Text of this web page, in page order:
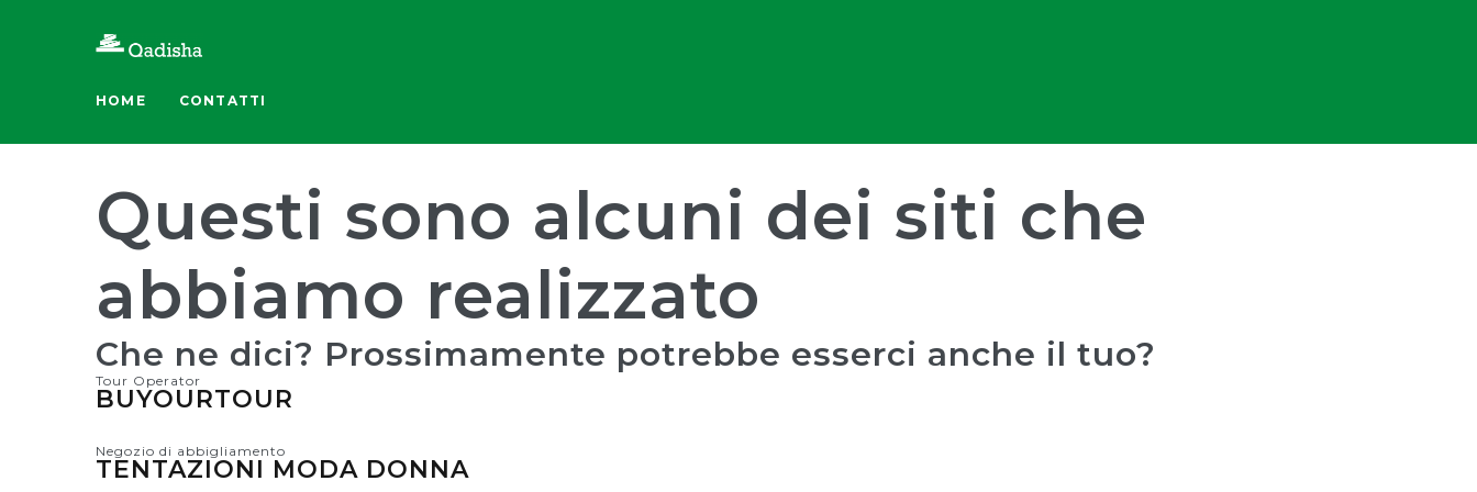
HOME CONTATTI
Questi sono alcuni dei siti che
abbiamo realizzato
Che ne dici? Prossimamente potrebbe esserci anche il tuo?
Tour Operator
BUYOURTOUR
Negozio di abbigliamento
TENTAZIONI MODA DONNA